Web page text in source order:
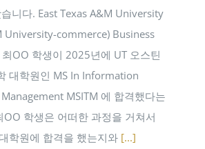
니다. East Texas A&M University
University-commerce) Business
OO 학생이 2025년에 UT 오스틴
대학원인 MS In Information
MSITM 에 합격했다는
OO 학생은 어떠한 과정을 거쳐서
학원에 합격을 했는지와 [...]